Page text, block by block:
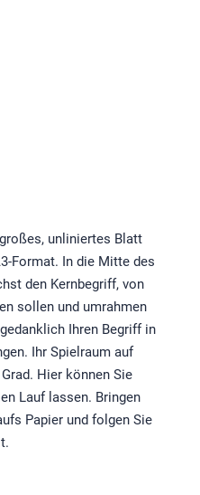
unliniertes Blatt
Format. In die Mitte des
den Kernbegriff, von
sollen und umrahmen
Ihren Begriff in
Ihr Spielraum auf
Hier können Sie
Lauf lassen. Bringen
Papier und folgen Sie